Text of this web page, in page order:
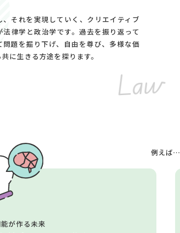
それを実現していく、クリエイティブ
律学と政治学です。過去を振り返って
題を掘り下げ、自由を尊び、多様な価
に生きる方途を探ります。
Law
例えば…
が作る未来